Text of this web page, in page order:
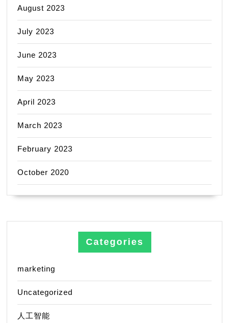
August 2023
July 2023
June 2023
May 2023
April 2023
March 2023
February 2023
October 2020
Categories
marketing
Uncategorized
人工智能